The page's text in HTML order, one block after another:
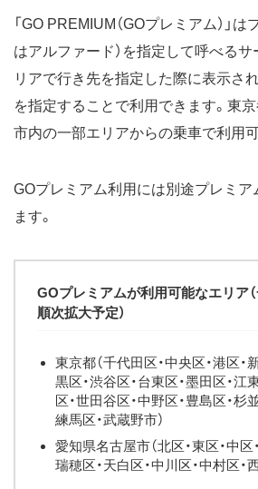
「GO PREMIUM（GOプレミアム）」
はアルファード）を指定して呼べるサ
リアで行き先を指定した際に表示され
を指定することで利用できます。東
市内の一部エリアからの乗車で利用可
GOプレミアム利用には別途プレミア
ます。
GOプレミアムが利用可能なエリア（
順次拡大予定）
東京都（千代田区・中央区・港区・
黒区・渋谷区・台東区・墨田区・江
区・世田谷区・中野区・豊島区・杉
練馬区・武蔵野市）
愛知県名古屋市（北区・東区・中区
瑞穂区・天白区・中川区・中村区・